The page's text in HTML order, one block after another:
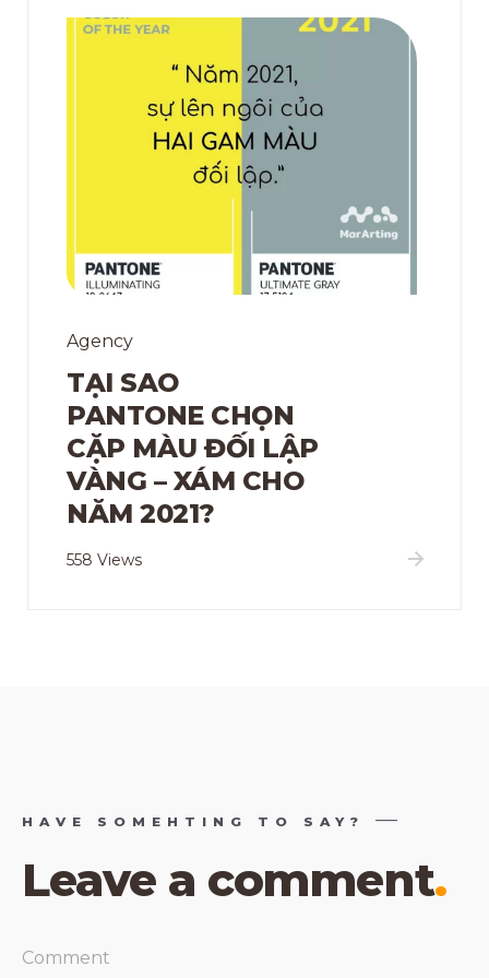
Agency
TẠI SAO
PANTONE CHỌN
CẶP MÀU ĐỐI LẬP
VÀNG – XÁM CHO
NĂM 2021?
558 Views
HAVE SOMEHTING TO SAY?
Leave a comment.
Comment